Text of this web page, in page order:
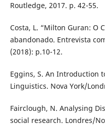
Routledge, 2017. p. 42-55.
Costa, L. “Milton Guran: O
abandonado. Entrevista
(2018): p.10-12.
Eggins, S. An Introduction
Linguistics. Nova York/
Fairclough, N. Analysing
social research. Londres/